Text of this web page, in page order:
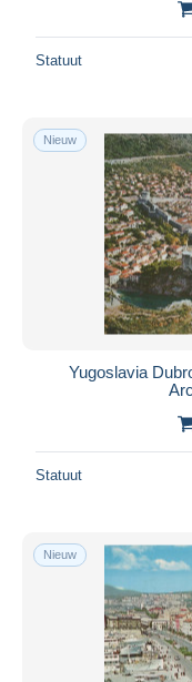
Statuut
Nieuw
Yugoslavia
Statuut
Nieuw